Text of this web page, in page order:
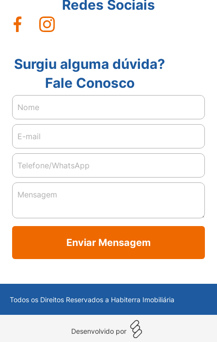
Redes Sociais
Surgiu alguma dúvida?
Fale Conosco
Enviar Mensagem
Todos os Direitos Reservados a Habiterra Imobiliária
Desenvolvido por